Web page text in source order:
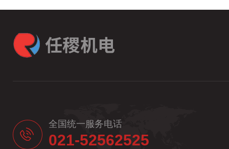
全国统一服务电话
021-52562525